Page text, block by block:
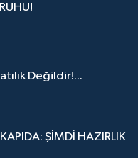
Değildir!...
ŞİMDİ HAZIRLIK